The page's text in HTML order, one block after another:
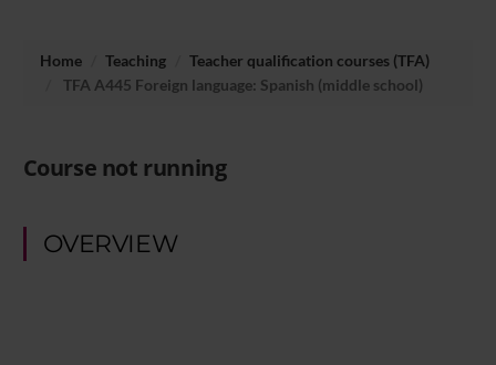
Home Teaching
Teacher qualification courses (TFA)
TFA A445 Foreign language: Spanish (middle school)
Course not running
OVERVIEW